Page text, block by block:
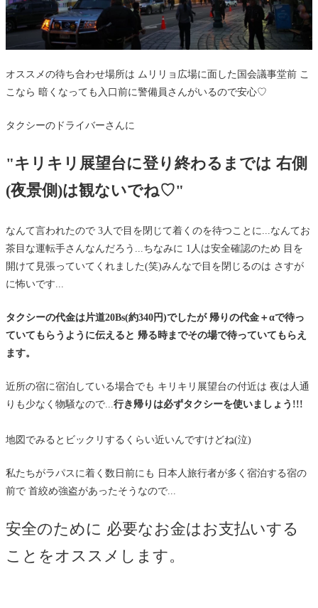
オススメの待ち合わせ場所は ムリリョ広場に面した国会議事堂前 こ
こなら 暗くなっても入口前に警備員さんがいるので安心♡
タクシーのドライバーさんに
"キリキリ展望台に登り終わるまでは 右側
(夜景側)は観ないでね♡"
なんて言われたので 3人で目を閉じて着くのを待つことに...なんてお
茶目な運転手さんなんだろう...ちなみに 1人は安全確認のため 目を
開けて見張っていてくれました(笑)みんなで目を閉じるのは さすが
に怖いです...
タクシーの代金は片道20Bs(約340円)でしたが 帰りの代金＋αで待っ
ていてもらうように伝えると 帰る時までその場で待っていてもらえ
ます。
近所の宿に宿泊している場合でも キリキリ展望台の付近は 夜は人通
りも少なく物騒なので... 行き帰りは必ずタクシーを使いましょう!!!
地図でみるとビックリするくらい近いんですけどね(泣)
私たちがラパスに着く数日前にも 日本人旅行者が多く宿泊する宿の
前で 首絞め強盗があったそうなので...
安全のために 必要なお金はお支払いする
ことをオススメします。